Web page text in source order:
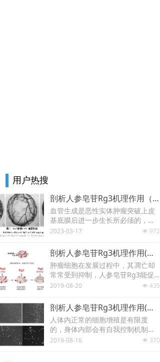
用户热搜
剖析人参皂苷Rg3机理作用（一）：“抑制肿瘤新生血管”
血管生成是恶性实体肿瘤突破上皮
基底膜后进一步生长所必须的，肿
瘤凭借新生血管来获取营养，从而
制肿瘤新生血管生成，有效阻断肿
瘤吸取营养和扩散转移的通道。
넶 972
2023-03-17
剖析人参皂苷Rg3机理作用(三)：“诱导肿瘤细胞凋亡 ”
肿瘤细胞在发展过程中，其凋亡却
常常受到抑制，人参皂苷Rg3能促
进肿瘤细胞凋亡产生凋亡峰。
넶 435
2019-08-20
剖析人参皂苷Rg3机理作用(二)：“抑制肿瘤细胞增殖”
人体内正常的细胞增殖是有限度
的，身体内部会有自我控制机制，
不会无限增殖，但是癌细胞它们能
넶 370
2019-08-16